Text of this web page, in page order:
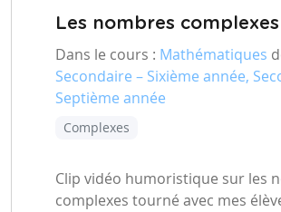
Les nombres complexes
Dans le cours : Mathématiques
Secondaire – Sixième année,
Septième année
Complexes
Clip vidéo humoristique sur les
complexes tourné avec mes